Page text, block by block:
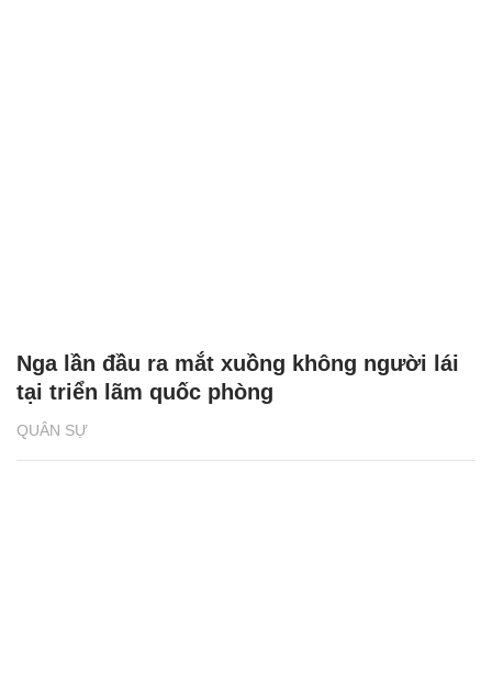
QUÂN SỰ
Nga lần đầu ra mắt xuồng không người lái
tại triển lãm quốc phòng